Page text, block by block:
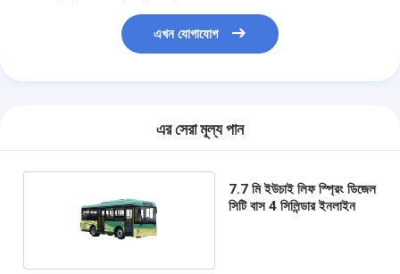
এখন যোগাযোগ
এর সেরা মূল্য পান
7.7 মি ইউচাই লিফ স্প্রিং ডিজেল
সিটি বাস 4 সিলিন্ডার ইনলাইন